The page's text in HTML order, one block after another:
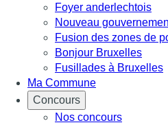
Foyer anderlechtois
Nouveau
Fusion des zones de
Bonjour Bruxelles
Fusillades à Bruxelles
Ma Commune
Concours
Nos concours